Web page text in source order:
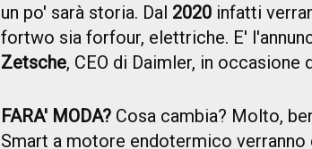
un po' sarà storia. Dal 2020 infatti
fortwo sia forfour, elettriche. E'
Zetsche, CEO di Daimler, in occasione
FARA' MODA? Cosa cambia? Molto,
Smart a motore endotermico verranno